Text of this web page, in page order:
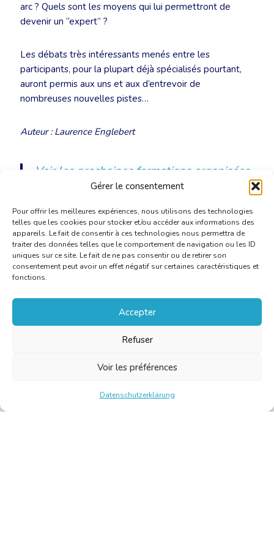
Gérer le consentement
Pour offrir les meilleures expériences, nous utilisons des technologies
telles que les cookies pour stocker et/ou accéder aux informations des
appareils. Le fait de consentir à ces technologies nous permettra de
traiter des données telles que le comportement de navigation ou les ID
uniques sur ce site. Le fait de ne pas consentir ou de retirer son
consentement peut avoir un effet négatif sur certaines caractéristiques et
fonctions.
Accepter
Refuser
Voir les préférences
Datenschutzerklärung
arc ? Quels sont les moyens qui lui permettront de
devenir un “expert” ?
Les débats très intéressants menés entre les
participants, pour la plupart déjà spécialisés pourtant,
auront permis aux uns et aux d’entrevoir de
nombreuses nouvelles pistes…
Auteur : Laurence Englebert
Voir les prochaines formations organisées
par la CBTI